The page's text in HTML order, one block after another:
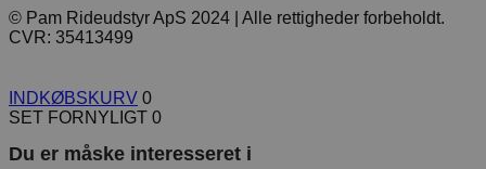
© Pam Rideudstyr ApS 2024 | Alle rettigheder forbeholdt.
CVR: 35413499
INDKØBSKURV 0
SET FORNYLIGT 0
Du er måske interesseret i